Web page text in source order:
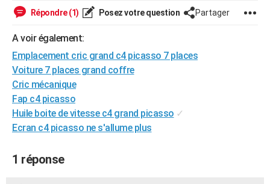
Alimentation
Guide de la santé
Maladies
Médicaments
Sommeil
Destinations
City break
Voyage nature
Voyage de noces
Forum
Climat
+
GUIDES D'ACHAT
BONS PLANS
CARTE DE VOEUX
Dictionnaire
Biographies
Citations
Expressions
Proverbes
PROGRAMME TV
Répondre (1) Posez votre question Partager
A voir également:
Emplacement cric grand c4 picasso 7 places
Voiture 7 places grand coffre
Cric mécanique
Fap c4 picasso
Huile boite de vitesse c4 grand picasso ✓
Ecran c4 picasso ne s'allume plus
1 réponse